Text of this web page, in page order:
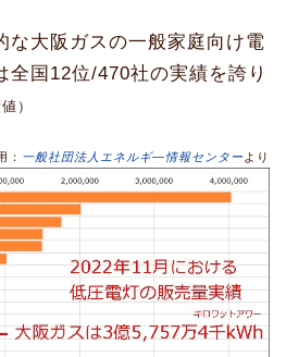
な大阪ガスの一般家庭向け電
全国12位/470社の実績を誇り
）
： 一般社団法人エネルギ―情報センター より